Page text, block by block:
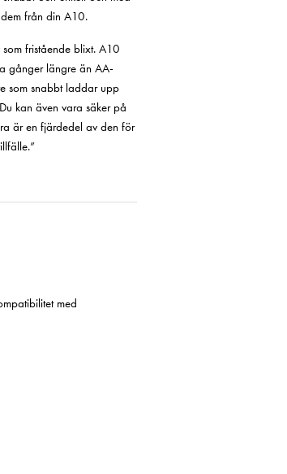
från din A10.
fristående blixt. A10
gånger längre än AA-
som snabbt laddar upp
kan även vara säker på
är en fjärdedel av den för
med